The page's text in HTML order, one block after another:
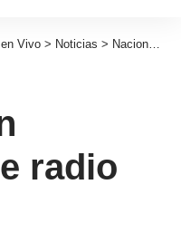
Vivo > Noticias > Nacionales
radio